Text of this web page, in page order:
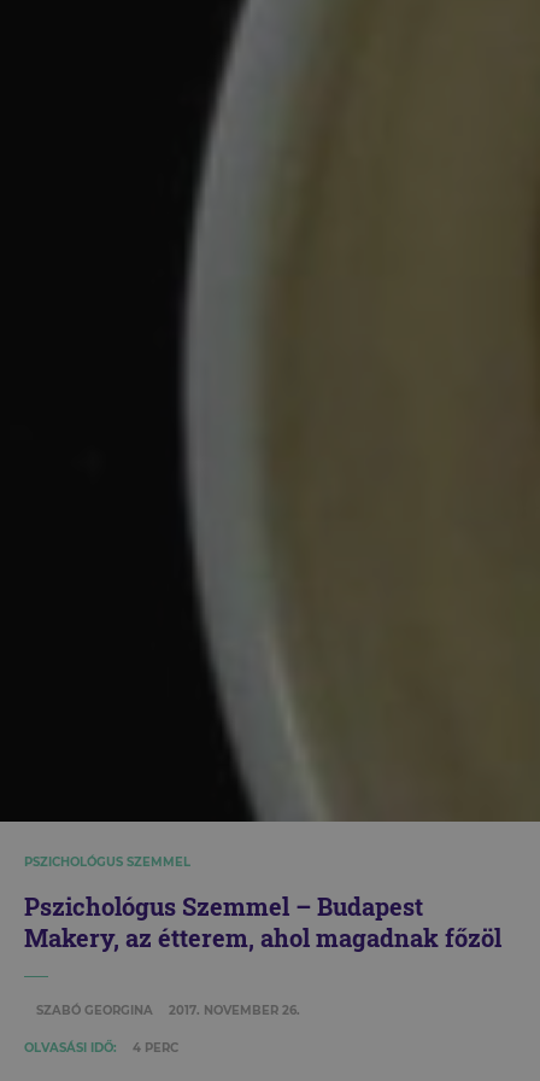
PSZICHOLÓGUS SZEMMEL
Pszichológus Szemmel – Budapest
Makery, az étterem, ahol magadnak főzöl
SZABÓ GEORGINA 2017. NOVEMBER 26.
OLVASÁSI IDŐ: 4 PERC